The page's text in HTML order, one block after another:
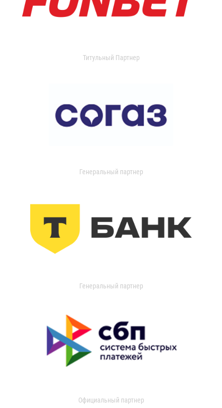
Титульный Партнер
Генеральный партнер
Генеральный партнер
Официальный партнер